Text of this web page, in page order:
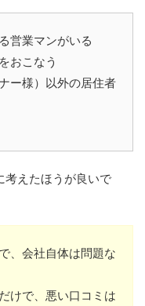
営業マンがいる
おこなう
ー様）以外の居住者
考えたほうが良いで
、会社自体は問題な
けで、悪い口コミは